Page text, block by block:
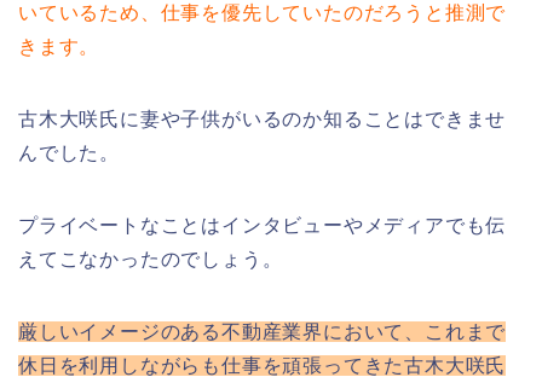
いているため、仕事を優先していたのだろうと推測で
きます。
古木大咲氏に妻や子供がいるのか知ることはできませ
んでした。
プライベートなことはインタビューやメディアでも伝
えてこなかったのでしょう。
厳しいイメージのある不動産業界において、これまで
休日を利用しながらも仕事を頑張ってきた古木大咲氏